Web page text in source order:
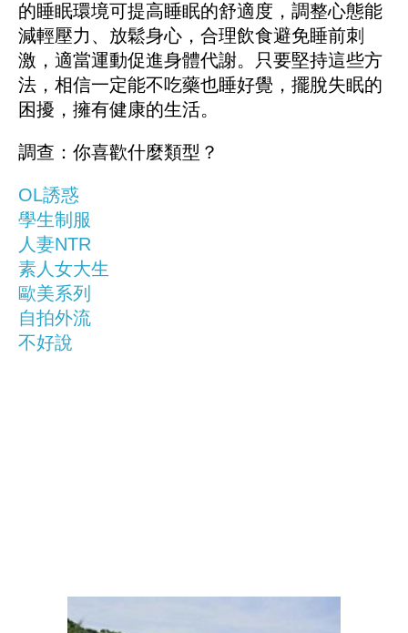
的睡眠環境可提高睡眠的舒適度，調整心態能
減輕壓力、放鬆身心，合理飲食避免睡前刺
激，適當運動促進身體代謝。只要堅持這些方
法，相信一定能不吃藥也睡好覺，擺脫失眠的
困擾，擁有健康的生活。
調查：你喜歡什麼類型？
OL誘惑
學生制服
人妻NTR
素人女大生
歐美系列
自拍外流
不好說